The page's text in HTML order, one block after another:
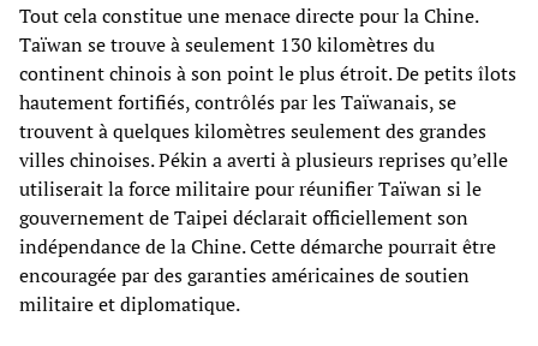
Tout cela constitue une menace directe pour la Chine.
Taïwan se trouve à seulement 130 kilomètres du
continent chinois à son point le plus étroit. De petits îlots
hautement fortifiés, contrôlés par les Taïwanais, se
trouvent à quelques kilomètres seulement des grandes
villes chinoises. Pékin a averti à plusieurs reprises qu’elle
utiliserait la force militaire pour réunifier Taïwan si le
gouvernement de Taipei déclarait officiellement son
indépendance de la Chine. Cette démarche pourrait être
encouragée par des garanties américaines de soutien
militaire et diplomatique.